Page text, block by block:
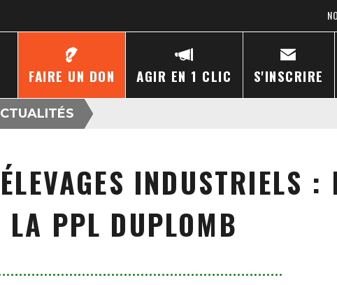
FAIRE UN DON AGIR EN 1 CLIC S'INSCRIRE
INDUSTRIELS :
LA PPL DUPLOMB